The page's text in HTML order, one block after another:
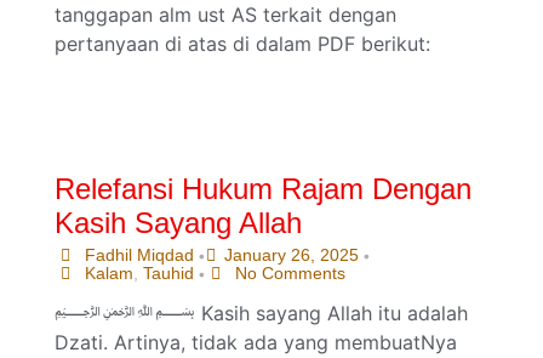
tanggapan alm ust AS terkait dengan
pertanyaan di atas di dalam PDF berikut:
Relefansi Hukum Rajam Dengan
Kasih Sayang Allah
Fadhil Miqdad • January 26, 2025 •
Kalam, Tauhid • No Comments
﷽ Kasih sayang Allah itu adalah
Dzati. Artinya, tidak ada yang membuatNya